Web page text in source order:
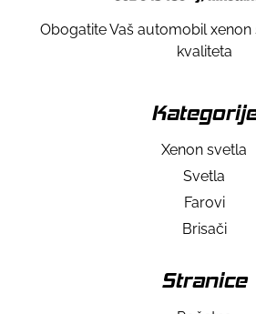
Obogatite Vaš automobil
kvaliteta
Xenon svetla
Svetla
Farovi
Brisači
Stranice